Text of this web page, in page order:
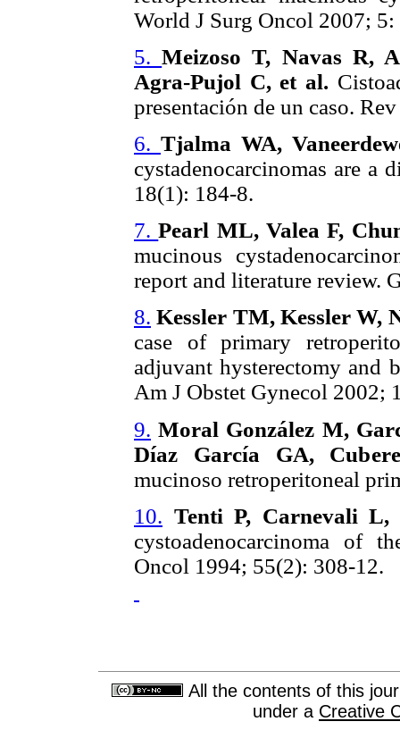
World J Surg Oncol 2007; 5:
5. Meizoso T, Navas R,
Agra-Pujol C, et al.
presentación de un caso.
6. Tjalma WA,
cystadenocarcinomas are a
18(1): 184-8.
7. Pearl ML, Valea F,
mucinous
report and literature review.
8. Kessler TM, Kessler W,
case of primary
adjuvant hysterectomy and
Am J Obstet Gynecol 2002;
9. Moral González M,
Díaz García GA,
mucinoso retroperitoneal
10. Tenti P, Carnevali L,
cystoadenocarcinoma of
Oncol 1994; 55(2): 308-12.
All the contents of this
under a Creative